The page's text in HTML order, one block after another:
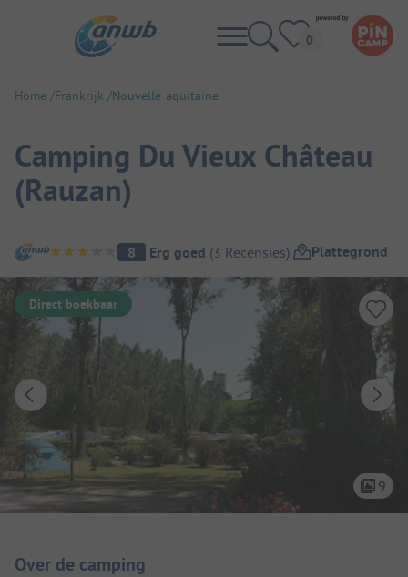
Home Frankrijk Nouvelle-aquitaine
Camping Du Vieux Château
(Rauzan)
Camping overzicht
8 Erg goed (3 Recensies) Plattegrond
Direct boekbaar
9
Over de camping